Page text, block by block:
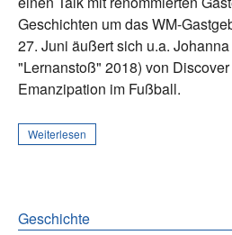
Geschichten um das WM-
27. Juni äußert sich u.a.
"Lernanstoß" 2018) von
Emanzipation im Fußball.
Weiterlesen
Geschichte